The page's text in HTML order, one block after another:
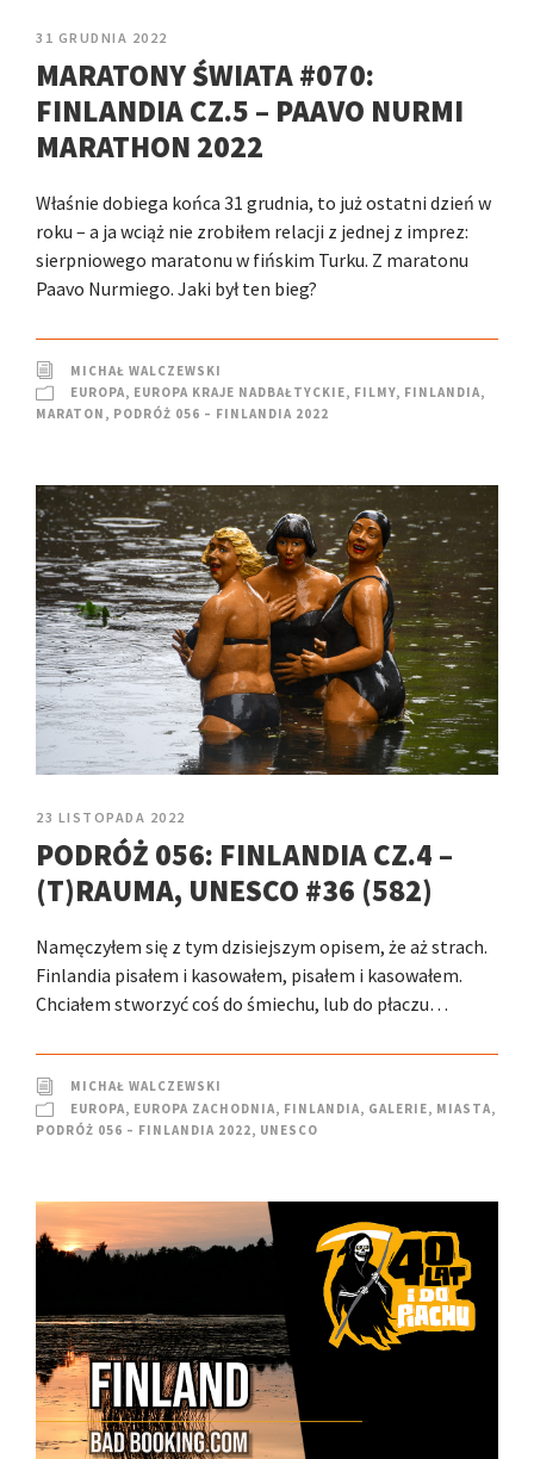
31 GRUDNIA 2022
MARATONY ŚWIATA #070:
FINLANDIA CZ.5 – PAAVO NURMI
MARATHON 2022
Właśnie dobiega końca 31 grudnia, to już ostatni dzień w
roku – a ja wciąż nie zrobiłem relacji z jednej z imprez:
sierpniowego maratonu w fińskim Turku. Z maratonu
Paavo Nurmiego. Jaki był ten bieg?
MICHAŁ WALCZEWSKI
EUROPA, EUROPA KRAJE NADBAŁTYCKIE, FILMY, FINLANDIA,
MARATON , PODRÓŻ 056 – FINLANDIA 2022
23 LISTOPADA 2022
PODRÓŻ 056: FINLANDIA CZ.4 –
(T)RAUMA, UNESCO #36 (582)
Namęczyłem się z tym dzisiejszym opisem, że aż strach.
Finlandia pisałem i kasowałem, pisałem i kasowałem.
Chciałem stworzyć coś do śmiechu, lub do płaczu…
MICHAŁ WALCZEWSKI
EUROPA, EUROPA ZACHODNIA, FINLANDIA, GALERIE, MIASTA,
PODRÓŻ 056 – FINLANDIA 2022, UNESCO